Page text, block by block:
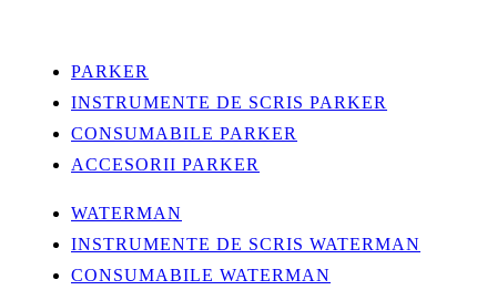
PARKER
INSTRUMENTE DE SCRIS PARKER
CONSUMABILE PARKER
ACCESORII PARKER
WATERMAN
INSTRUMENTE DE SCRIS WATERMAN
CONSUMABILE WATERMAN